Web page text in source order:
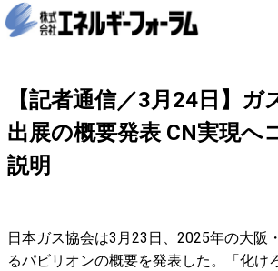
【記者通信／3月24日】ガ
出展の概要発表 CN実現へ
説明
日本ガス協会は3月23日、2025年の大阪
るパビリオンの概要を発表した。「化け